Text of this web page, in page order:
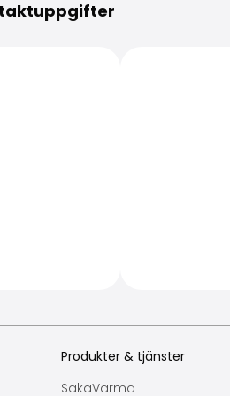
Produkter & tjänster
SakaVarma